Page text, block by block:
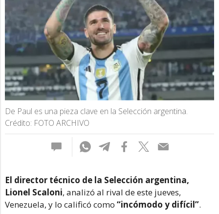
De Paul es una pieza clave en la Selección argentina.
Crédito: FOTO ARCHIVO
El director técnico de la Selección argentina,
Lionel Scaloni, analizó al rival de este jueves,
Venezuela, y lo calificó como “incómodo y difícil”.